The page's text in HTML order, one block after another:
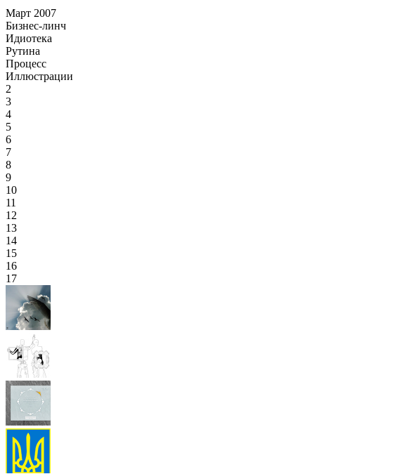
Март 2007
Бизнес-линч
Идиотека
Рутина
Процесс
Иллюстрации
2
3
4
5
6
7
8
9
10
11
12
13
14
15
16
17